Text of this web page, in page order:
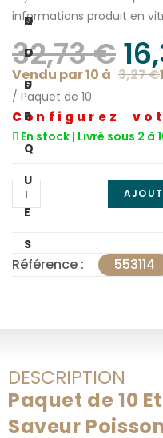
C
I
F
I
Q
U
E
S
O
U
S
?
N
O
U
S
informations produit en
32,73€
Vendu par 10 à 3,27€
/ Paquet de 10
Configurez
En stock | Livré sous 2 à
Référence : 553114
DESCRIPTION
Paquet de 10
Saveur